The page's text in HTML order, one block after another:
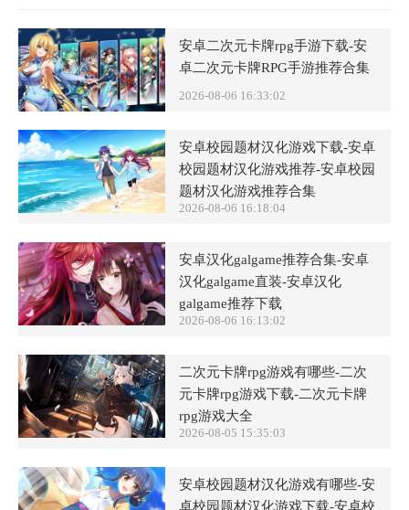
安卓二次元卡牌rpg手游下载-安
卓二次元卡牌RPG手游推荐合集
2026-08-06 16:33:02
安卓校园题材汉化游戏下载-安卓
校园题材汉化游戏推荐-安卓校园
题材汉化游戏推荐合集
2026-08-06 16:18:04
安卓汉化galgame推荐合集-安卓
汉化galgame直装-安卓汉化
galgame推荐下载
2026-08-06 16:13:02
二次元卡牌rpg游戏有哪些-二次
元卡牌rpg游戏下载-二次元卡牌
rpg游戏大全
2026-08-05 15:35:03
安卓校园题材汉化游戏有哪些-安
卓校园题材汉化游戏下载-安卓校